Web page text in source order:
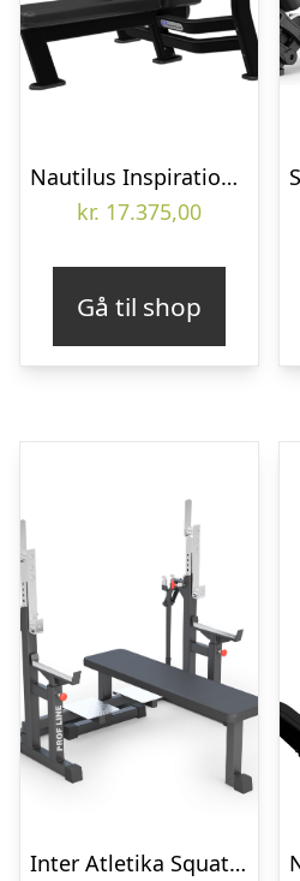
Nautilus Inspiration Olympisk Flat Bench
kr. 17.375,00
Gå til shop
Inter Atletika Squat og Bænkpres Rack BT327 powerlifting bænk sort 300 kg